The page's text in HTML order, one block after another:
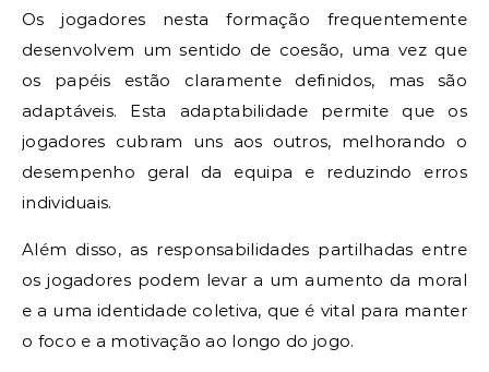
Os jogadores nesta formação frequentemente
desenvolvem um sentido de coesão, uma vez que
os papéis estão claramente definidos, mas são
adaptáveis. Esta adaptabilidade permite que os
jogadores cubram uns aos outros, melhorando o
desempenho geral da equipa e reduzindo erros
individuais.
Além disso, as responsabilidades partilhadas entre
os jogadores podem levar a um aumento da moral
e a uma identidade coletiva, que é vital para manter
o foco e a motivação ao longo do jogo.